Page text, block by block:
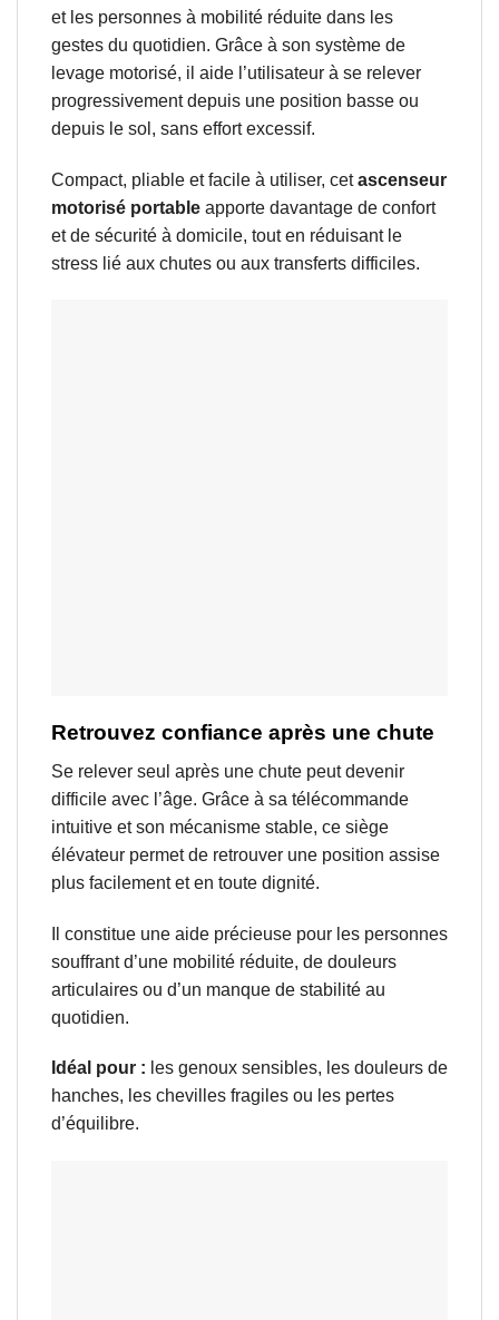
et les personnes à mobilité réduite dans les
gestes du quotidien. Grâce à son système de
levage motorisé, il aide l’utilisateur à se relever
progressivement depuis une position basse ou
depuis le sol, sans effort excessif.
Compact, pliable et facile à utiliser, cetascenseur
motorisé portable apporte davantage de confort
et de sécurité à domicile, tout en réduisant le
stress lié aux chutes ou aux transferts difficiles.
Retrouvez confiance après une chute
Se relever seul après une chute peut devenir
difficile avec l’âge. Grâce à sa télécommande
intuitive et son mécanisme stable, ce siège
élévateur permet de retrouver une position assise
plus facilement et en toute dignité.
Il constitue une aide précieuse pour les personnes
souffrant d’une mobilité réduite, de douleurs
articulaires ou d’un manque de stabilité au
quotidien.
Idéal pour : les genoux sensibles, les douleurs de
hanches, les chevilles fragiles ou les pertes
d’équilibre.